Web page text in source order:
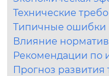
Технические
Типичные ошибки
Влияние
Рекомендации по
Прогноз развития